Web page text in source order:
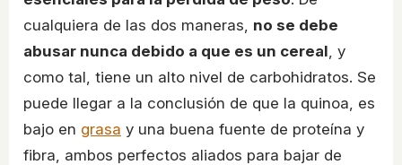
cualquiera de las dos maneras, no se debe
abusar nunca debido a que es un cereal , y
como tal, tiene un alto nivel de carbohidratos. Se
puede llegar a la conclusión de que la quinoa, es
bajo en grasa y una buena fuente de proteína y
fibra, ambos perfectos aliados para bajar de